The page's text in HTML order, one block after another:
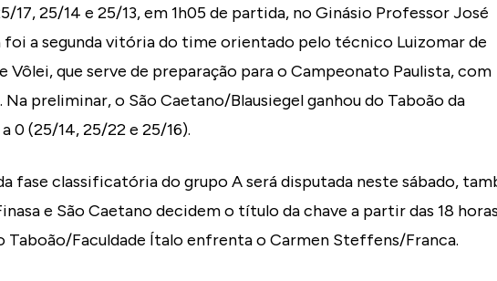
17, 25/14 e 25/13, em 1h05 de partida, no Ginásio Professor José
a segunda vitória do time orientado pelo técnico Luizomar de
Vôlei, que serve de preparação para o Campeonato Paulista, com
preliminar, o São Caetano/Blausiegel ganhou do Taboão da
0 (25/14, 25/22 e 25/16).
fase classificatória do grupo A será disputada neste sábado,
e São Caetano decidem o título da chave a partir das 18
Taboão/Faculdade Ítalo enfrenta o Carmen Steffens/Franca.